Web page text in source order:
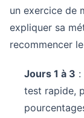
un exercice de
expliquer sa
recommencer
Jours 1 à 3 :
test rapide,